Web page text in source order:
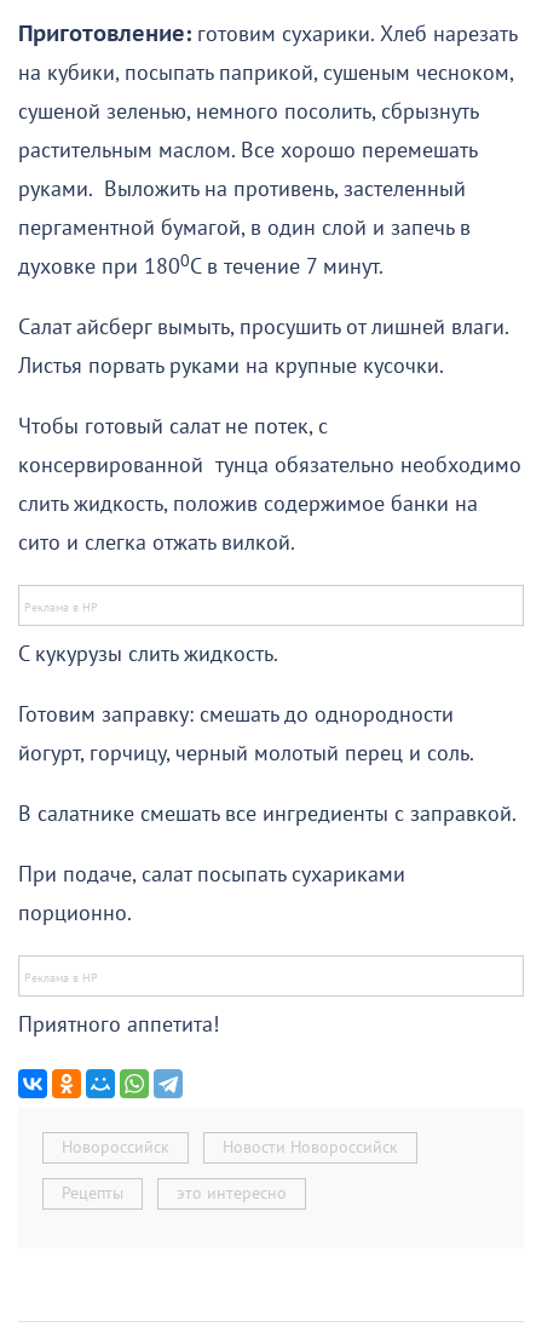
Приготовление: готовим сухарики. Хлеб нарезать
на кубики, посыпать паприкой, сушеным чесноком,
сушеной зеленью, немного посолить, сбрызнуть
растительным маслом. Все хорошо перемешать
руками. Выложить на противень, застеленный
пергаментной бумагой, в один слой и запечь в
духовке при 1800С в течение 7 минут.
Салат айсберг вымыть, просушить от лишней влаги.
Листья порвать руками на крупные кусочки.
Чтобы готовый салат не потек, с
консервированной тунца обязательно необходимо
слить жидкость, положив содержимое банки на
сито и слегка отжать вилкой.
С кукурузы слить жидкость.
Готовим заправку: смешать до однородности
йогурт, горчицу, черный молотый перец и соль.
В салатнике смешать все ингредиенты с заправкой.
При подаче, салат посыпать сухариками
порционно.
Приятного аппетита!
Новороссийск Новости Новороссийск
Рецепты это интересно